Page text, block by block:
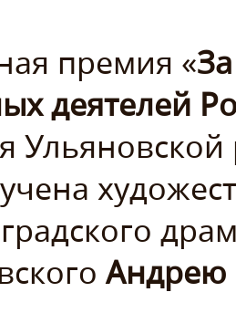
премия «
деятелей
Андрею